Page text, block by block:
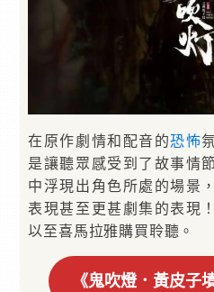
在原作劇情和配音的恐怖
是讓聽眾感受到了故事情
中浮現出角色所處的場景
表現甚至更甚劇集的表現
以至喜馬拉雅購買聆聽。
《鬼吹燈．黃皮子